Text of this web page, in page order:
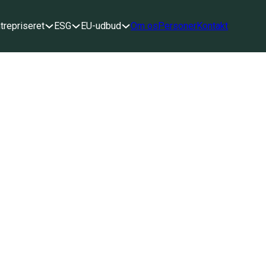
ESG EU-udbud Om osPersonerKontakt